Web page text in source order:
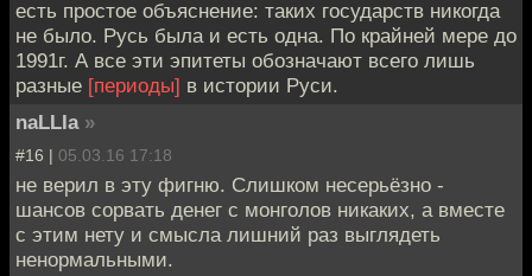
есть простое объяснение: таких государств никогда
не было. Русь была и есть одна. По крайней мере до
1991г. А все эти эпитеты обозначают всего лишь
разные [периоды] в истории Руси.
naLLIa »
#16 | 05.03.16 17:18
не верил в эту фигню. Слишком несерьёзно -
шансов сорвать денег с монголов никаких, а вместе
с этим нету и смысла лишний раз выглядеть
ненормальными.